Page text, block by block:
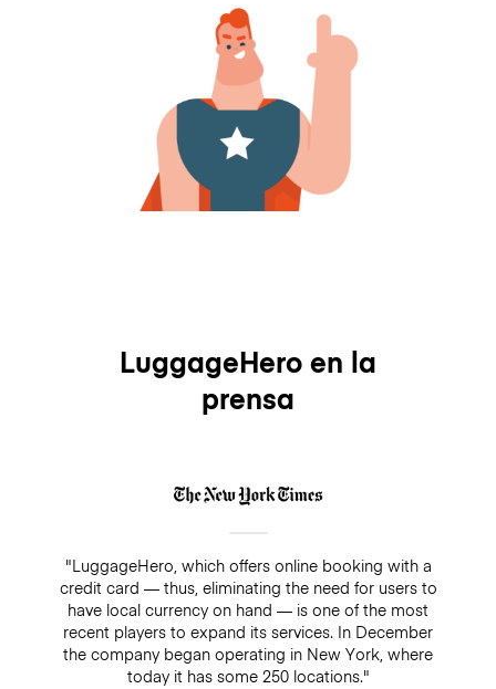
LuggageHero en la
prensa
"LuggageHero, which offers online booking with a
credit card — thus, eliminating the need for users to
have local currency on hand — is one of the most
recent players to expand its services. In December
the company began operating in New York, where
today it has some 250 locations."